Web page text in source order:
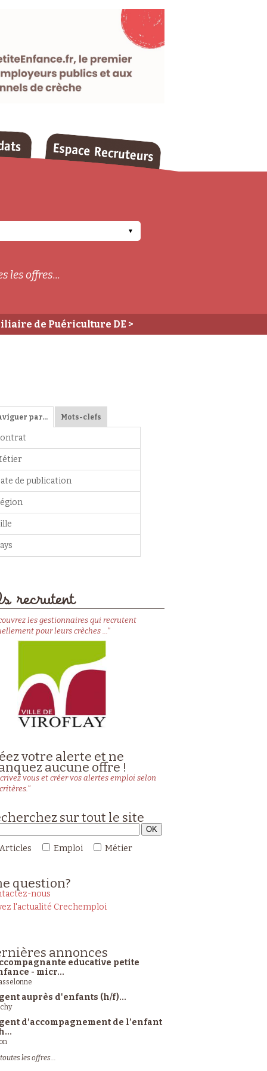
les offres...
de Puériculture DE >
par… Mots-clefs
de publication
recrutent
les gestionnaires qui recrutent
pour leurs crèches ..."
votre alerte et ne
aucune offre !
vous et créer vos alertes emploi selon
sur tout le site
Articles Emploi Métier
question?
nous
l'actualité Crechemploi
annonces
educative petite
- micr...
auprès d'enfants (h/f)...
d’accompagnement de l’enfant
les offres...